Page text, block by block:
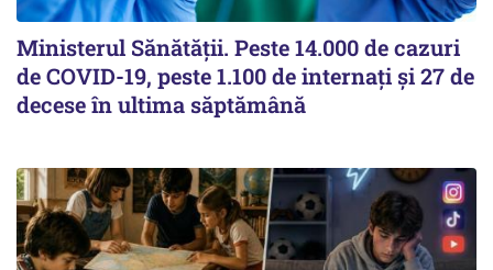
Ministerul Sănătății. Peste 14.000 de cazuri
de COVID-19, peste 1.100 de internați și 27 de
decese în ultima săptămână